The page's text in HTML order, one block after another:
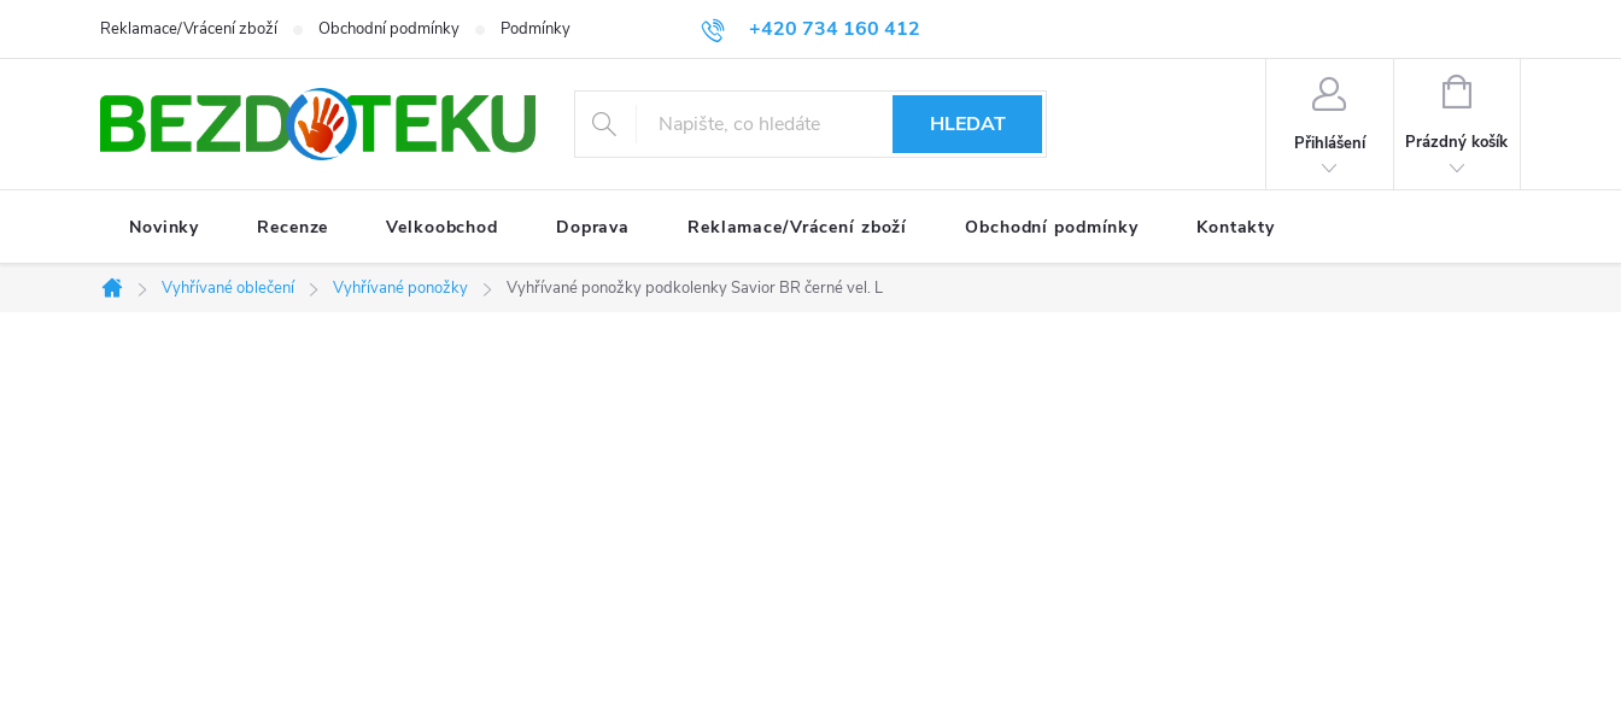
+420 734 160 412
Reklamace/Vrácení zboží Obchodní podmínky Podmínky ochrany osobních údajů
HLEDAT
Přihlášení
NÁKUPNÍ
Prázdný košík
Novinky Recenze Velkoobchod Doprava Reklamace/Vrácení zboží Obchodní podmínky Kontakty
Domů
Vyhřívané oblečení Vyhřívané ponožky Vyhřívané ponožky podkolenky Savior BR černé vel. L